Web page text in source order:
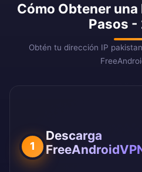
Cómo Obtener
Pasos -
Obtén tu dirección IP
1
Descarga